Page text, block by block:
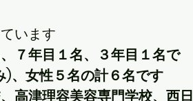
います
７年目１名、３年目１名で
、女性５名の計６名です
高津理容美容専門学校、西日